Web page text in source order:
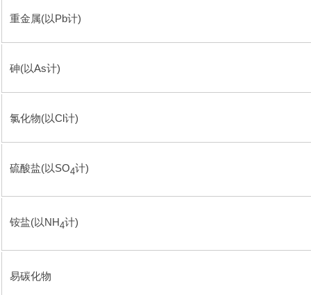
重金属(以Pb计)
砷(以As计)
氯化物(以Cl计)
硫酸盐(以SO4计)
铵盐(以NH4计)
易碳化物